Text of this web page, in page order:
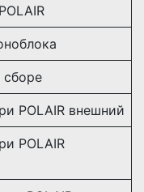
сборе
POLAIR внешний
POLAIR